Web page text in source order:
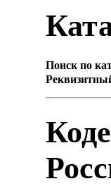
Поиск по